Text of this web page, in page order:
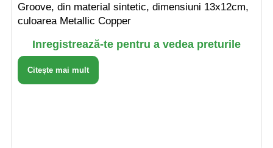
Groove, din material sintetic, dimensiuni 13x12cm,
culoarea Metallic Copper
Inregistrează-te pentru a vedea preturile
Citește mai mult